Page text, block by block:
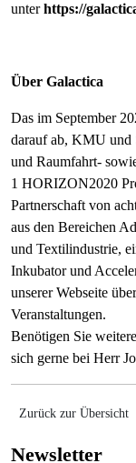
unterhttps://
Über Galactica
Das im September
darauf ab, KMU und
und Raumfahrt-
1 HORIZON2020
Partnerschaft von
aus den Bereichen
und Textilindustrie,
Inkubator und
unserer Webseite
Veranstaltungen.
Benötigen Sie
sich gerne bei Herr
Zurück zur Übersicht
Newsletter